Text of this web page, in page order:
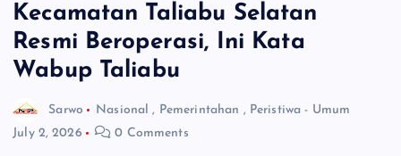
Kecamatan Taliabu Selatan
Resmi Beroperasi, Ini Kata
Wabup Taliabu
Sarwo Nasional , Pemerintahan , Peristiwa - Umum
July 2, 2026
0 Comments